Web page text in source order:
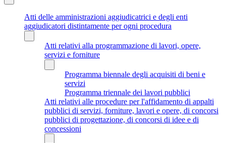
Atti delle amministrazioni aggiudicatrici e degli enti
aggiudicatori distintamente per ogni procedura
Atti relativi alla programmazione di lavori, opere,
servizi e forniture
Programma biennale degli acquisiti di beni e
servizi
Programma triennale dei lavori pubblici
Atti relativi alle procedure per l'affidamento di appalti
pubblici di servizi, forniture, lavori e opere, di concorsi
pubblici di progettazione, di concorsi di idee e di
concessioni